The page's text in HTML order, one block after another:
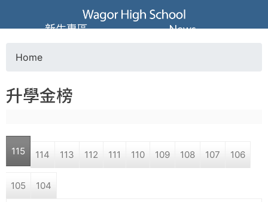
Jump to navigation
葳
格
高
中
學
o
u
a
r
Home
升學金榜
115 114 113 112 111 110 109 108 107 106
105 104
新生專區 News